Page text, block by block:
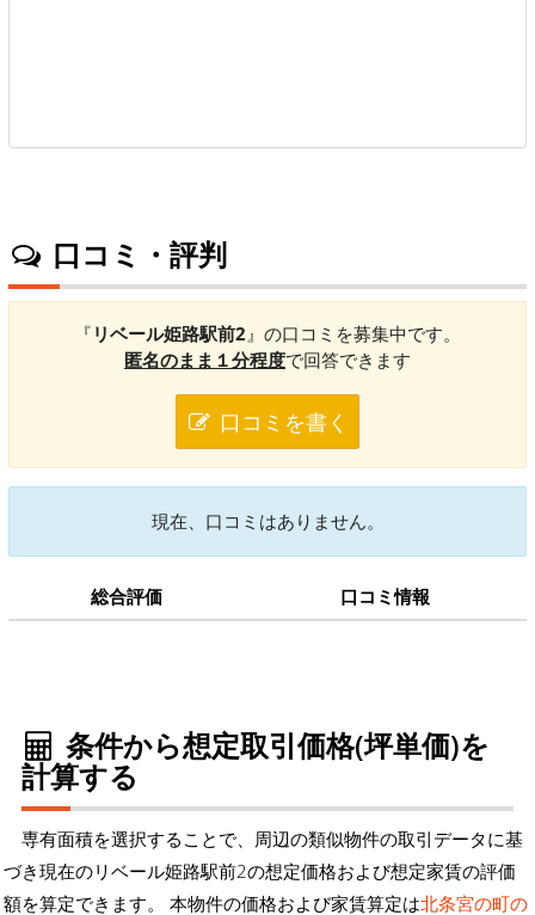
口コミ・評判
『 リベール姫路駅前2』の口コミを募集中です。
匿名のまま１分程度で回答できます
口コミを書く
現在、口コミはありません。
総合評価 口コミ情報
条件から想定取引価格(坪単価)を
計算する
専有面積を選択することで、周辺の類似物件の取引データに基
づき現在のリベール姫路駅前2の想定価格および想定家賃の評価
額を算定できます。 本物件の価格および家賃算定は北条宮の町の